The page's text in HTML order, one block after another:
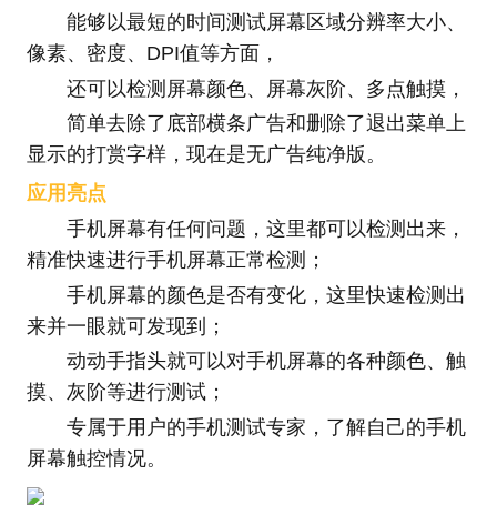
能够以最短的时间测试屏幕区域分辨率大小、
像素、密度、DPI值等方面，
还可以检测屏幕颜色、屏幕灰阶、多点触摸，
简单去除了底部横条广告和删除了退出菜单上
显示的打赏字样，现在是无广告纯净版。
应用亮点
手机屏幕有任何问题，这里都可以检测出来，
精准快速进行手机屏幕正常检测；
手机屏幕的颜色是否有变化，这里快速检测出
来并一眼就可发现到；
动动手指头就可以对手机屏幕的各种颜色、触
摸、灰阶等进行测试；
专属于用户的手机测试专家，了解自己的手机
屏幕触控情况。